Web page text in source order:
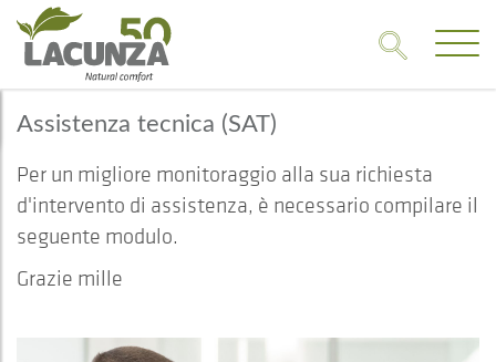
Assistenza tecnica (SAT)
Per un migliore monitoraggio alla sua richiesta
d'intervento di assistenza, è necessario compilare il
seguente modulo.
Grazie mille